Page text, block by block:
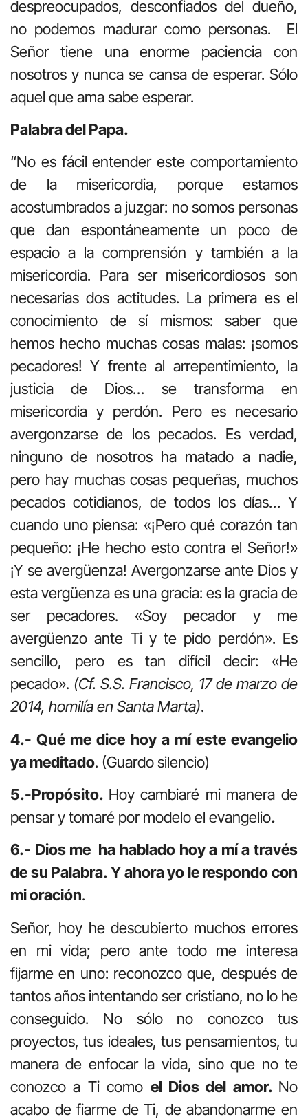
despreocupados, desconfiados del dueño,
no podemos madurar como personas. El
Señor tiene una enorme paciencia con
nosotros y nunca se cansa de esperar. Sólo
aquel que ama sabe esperar.
Palabra del Papa.
“No es fácil entender este comportamiento
de la misericordia, porque estamos
acostumbrados a juzgar: no somos personas
que dan espontáneamente un poco de
espacio a la comprensión y también a la
misericordia. Para ser misericordiosos son
necesarias dos actitudes. La primera es el
conocimiento de sí mismos: saber que
hemos hecho muchas cosas malas: ¡somos
pecadores! Y frente al arrepentimiento, la
justicia de Dios… se transforma en
misericordia y perdón. Pero es necesario
avergonzarse de los pecados. Es verdad,
ninguno de nosotros ha matado a nadie,
pero hay muchas cosas pequeñas, muchos
pecados cotidianos, de todos los días… Y
cuando uno piensa: «¡Pero qué corazón tan
pequeño: ¡He hecho esto contra el Señor!»
¡Y se avergüenza! Avergonzarse ante Dios y
esta vergüenza es una gracia: es la gracia de
ser pecadores. «Soy pecador y me
avergüenzo ante Ti y te pido perdón». Es
sencillo, pero es tan difícil decir: «He
pecado». (Cf. S.S. Francisco, 17 de marzo de
2014, homilía en Santa Marta).
4.- Qué me dice hoy a mí este evangelio
ya meditado. (Guardo silencio)
5.-Propósito. Hoy cambiaré mi manera de
pensar y tomaré por modelo el evangelio.
6.- Dios me ha hablado hoy a mí a través
de su Palabra. Y ahora yo le respondo con
mi oración.
Señor, hoy he descubierto muchos errores
en mi vida; pero ante todo me interesa
fijarme en uno: reconozco que, después de
tantos años intentando ser cristiano, no lo he
conseguido. No sólo no conozco tus
proyectos, tus ideales, tus pensamientos, tu
manera de enfocar la vida, sino que no te
conozco a Ti como el Dios del amor. No
acabo de fiarme de Ti, de abandonarme en